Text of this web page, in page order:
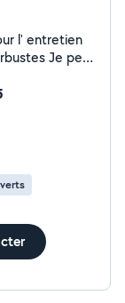
Je peux